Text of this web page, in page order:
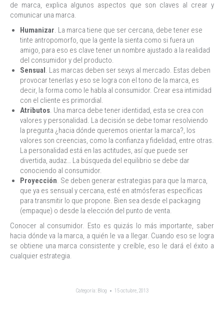
de marca, explica algunos aspectos que son claves al crear y
comunicar una marca.
Humanizar. La marca tiene que ser cercana, debe tener ese
tinte antropomorfo, que la gente la sienta como si fuera un
amigo, para eso es clave tener un nombre ajustado a la realidad
del consumidor y del producto.
Sensual. Las marcas deben ser sexys al mercado. Estas deben
provocar tenerlas y eso se logra con el tono de la marca, es
decir, la forma como le habla al consumidor. Crear esa intimidad
con el cliente es primordial.
Atributos. Una marca debe tener identidad, esta se crea con
valores y personalidad. La decisión se debe tomar resolviendo
la pregunta ¿hacia dónde queremos orientar la marca?, los
valores son creencias, como la confianza y fidelidad, entre otras.
La personalidad está en las actitudes, así que puede ser
divertida, audaz… La búsqueda del equilibrio se debe dar
conociendo al consumidor.
Proyección. Se deben generar estrategias para que la marca,
que ya es sensual y cercana, esté en atmósferas específicas
para transmitir lo que propone. Bien sea desde el packaging
(empaque) o desde la elección del punto de venta.
Conocer al consumidor. Esto es quizás lo más importante, saber
hacia dónde va la marca, a quién le va a llegar. Cuando eso se logra
se obtiene una marca consistente y creíble, eso le dará el éxito a
cualquier estrategia.
Categoría: Blog 15 octubre, 2013